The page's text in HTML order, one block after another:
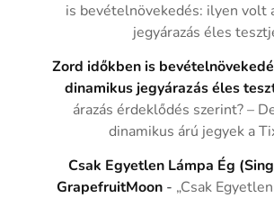
is bevételnövekedés: ilyen volt
jegyárazás éles
Zord időkben is
dinamikus jegyárazás éles
árazás érdeklődés szerint? –
dinamikus árú jegyek a
Csak Egyetlen Lámpa Ég
GrapefruitMoon - „Csak